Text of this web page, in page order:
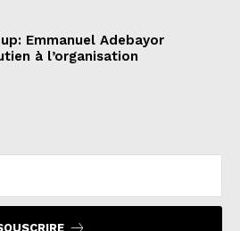
Emmanuel Adebayor
à l’organisation